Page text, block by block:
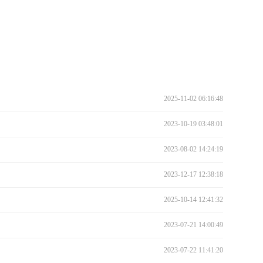
2025-11-02 06:16:48
2023-10-19 03:48:01
2023-08-02 14:24:19
2023-12-17 12:38:18
2025-10-14 12:41:32
2023-07-21 14:00:49
2023-07-22 11:41:20